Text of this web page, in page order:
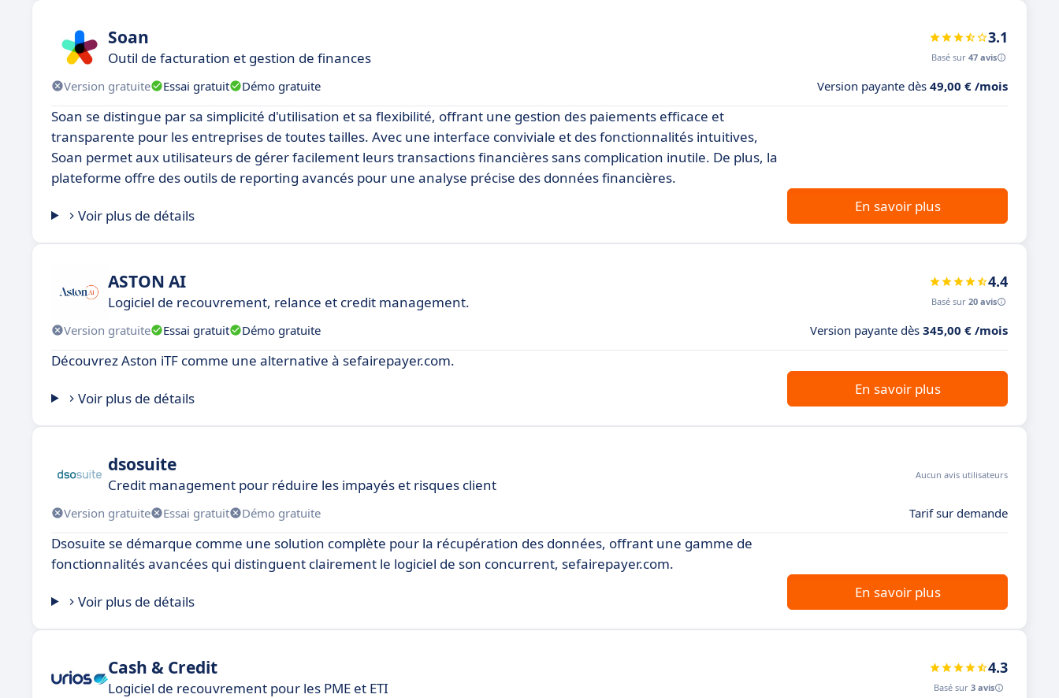
Soan
Outil de facturation et gestion de finances
3.1
Basé sur 47 avis
Version gratuite Essai gratuit Démo gratuite Version payante dès 49,00 € /mois
Soan se distingue par sa simplicité d'utilisation et sa flexibilité, offrant une gestion des paiements efficace et
transparente pour les entreprises de toutes tailles. Avec une interface conviviale et des fonctionnalités intuitives,
Soan permet aux utilisateurs de gérer facilement leurs transactions financières sans complication inutile. De plus, la
plateforme offre des outils de reporting avancés pour une analyse précise des données financières.
Voir plus de détails
En savoir plus
ASTON AI
Logiciel de recouvrement, relance et credit management.
4.4
Basé sur 20 avis
Version gratuite Essai gratuit Démo gratuite Version payante dès 345,00 € /mois
Découvrez Aston iTF comme une alternative à sefairepayer.com.
Voir plus de détails
En savoir plus
dsosuite
Credit management pour réduire les impayés et risques client
Aucun avis utilisateurs
Version gratuite Essai gratuit Démo gratuite Tarif sur demande
Dsosuite se démarque comme une solution complète pour la récupération des données, offrant une gamme de
fonctionnalités avancées qui distinguent clairement le logiciel de son concurrent, sefairepayer.com.
Voir plus de détails
En savoir plus
Cash & Credit
Logiciel de recouvrement pour les PME et ETI
4.3
Basé sur 3 avis